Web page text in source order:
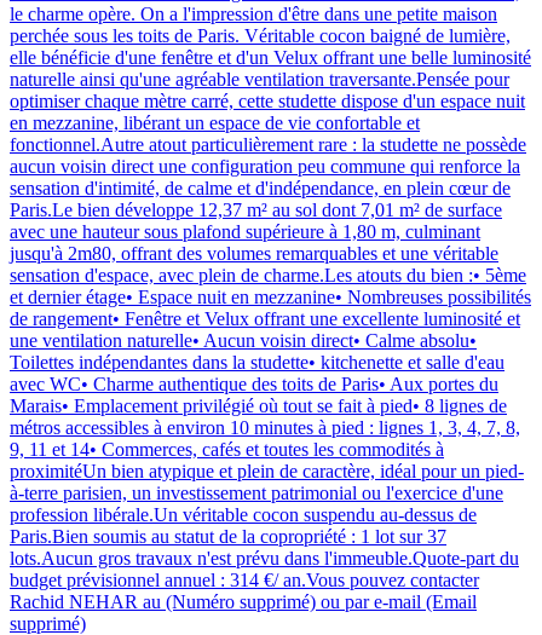
le charme opère. On a l'impression d'être dans une petite maison
perchée sous les toits de Paris. Véritable cocon baigné de lumière,
elle bénéficie d'une fenêtre et d'un Velux offrant une belle luminosité
naturelle ainsi qu'une agréable ventilation traversante.Pensée pour
optimiser chaque mètre carré, cette studette dispose d'un espace nuit
en mezzanine, libérant un espace de vie confortable et
fonctionnel.Autre atout particulièrement rare : la studette ne possède
aucun voisin direct une configuration peu commune qui renforce la
sensation d'intimité, de calme et d'indépendance, en plein cœur de
Paris.Le bien développe 12,37 m² au sol dont 7,01 m² de surface
avec une hauteur sous plafond supérieure à 1,80 m, culminant
jusqu'à 2m80, offrant des volumes remarquables et une véritable
sensation d'espace, avec plein de charme.Les atouts du bien :• 5ème
et dernier étage• Espace nuit en mezzanine• Nombreuses possibilités
de rangement• Fenêtre et Velux offrant une excellente luminosité et
une ventilation naturelle• Aucun voisin direct• Calme absolu•
Toilettes indépendantes dans la studette• kitchenette et salle d'eau
avec WC• Charme authentique des toits de Paris• Aux portes du
Marais• Emplacement privilégié où tout se fait à pied• 8 lignes de
métros accessibles à environ 10 minutes à pied : lignes 1, 3, 4, 7, 8,
9, 11 et 14• Commerces, cafés et toutes les commodités à
proximitéUn bien atypique et plein de caractère, idéal pour un pied-
à-terre parisien, un investissement patrimonial ou l'exercice d'une
profession libérale.Un véritable cocon suspendu au-dessus de
Paris.Bien soumis au statut de la copropriété : 1 lot sur 37
lots.Aucun gros travaux n'est prévu dans l'immeuble.Quote-part du
budget prévisionnel annuel : 314 €/ an.Vous pouvez contacter
Rachid NEHAR au (Numéro supprimé) ou par e-mail (Email
supprimé)